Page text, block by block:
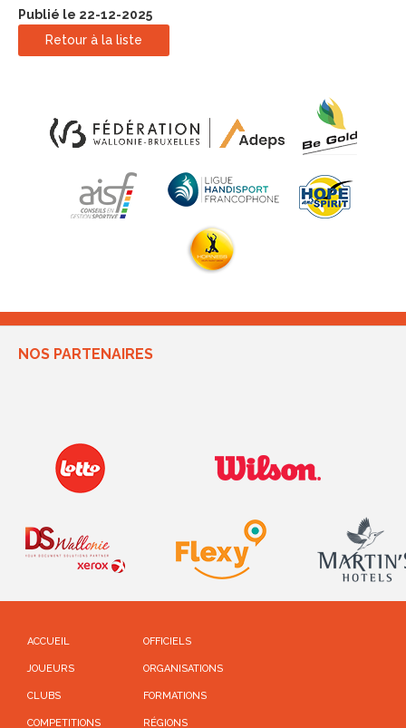
Publié le 22-12-2025
Retour à la liste
NOS PARTENAIRES
ACCUEIL
JOUEURS
CLUBS
COMPETITIONS
OFFICIELS
ORGANISATIONS
FORMATIONS
RÉGIONS